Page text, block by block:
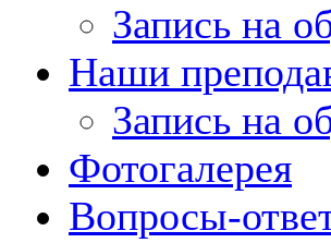
Запись на
Наши
Запись на
Фотогалерея
Вопросы-